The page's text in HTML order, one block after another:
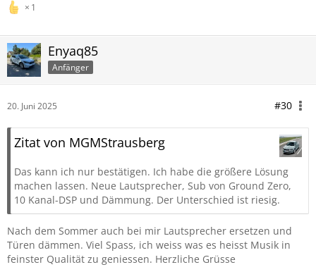
1
Enyaq85
Anfänger
20. Juni 2025 #30
Zitat von MGMStrausberg
Das kann ich nur bestätigen. Ich habe die größere Lösung
machen lassen. Neue Lautsprecher, Sub von Ground Zero,
10 Kanal-DSP und Dämmung. Der Unterschied ist riesig.
Nach dem Sommer auch bei mir Lautsprecher ersetzen und
Türen dämmen. Viel Spass, ich weiss was es heisst Musik in
feinster Qualität zu geniessen. Herzliche Grüsse